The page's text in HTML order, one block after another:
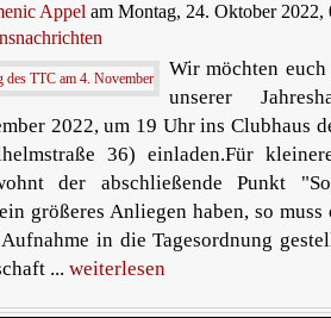
Appel am Montag, 24. Oktober 2022,
Wir möchten
unserer
2022, um 19 Uhr ins Clubhaus
36) einladen.Für
der abschließende Punkt
größeres Anliegen haben, so
in die Tagesordnung
... weiterlesen